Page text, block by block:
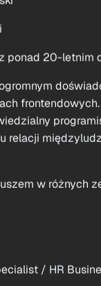
w tym
ponad 20-letnim
relacji
w różnych